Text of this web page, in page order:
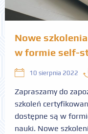
Nowe
w formie self-
10 sierpnia 2022
Zapraszamy do
szkoleń
dostępne są w
nauki. Nowe